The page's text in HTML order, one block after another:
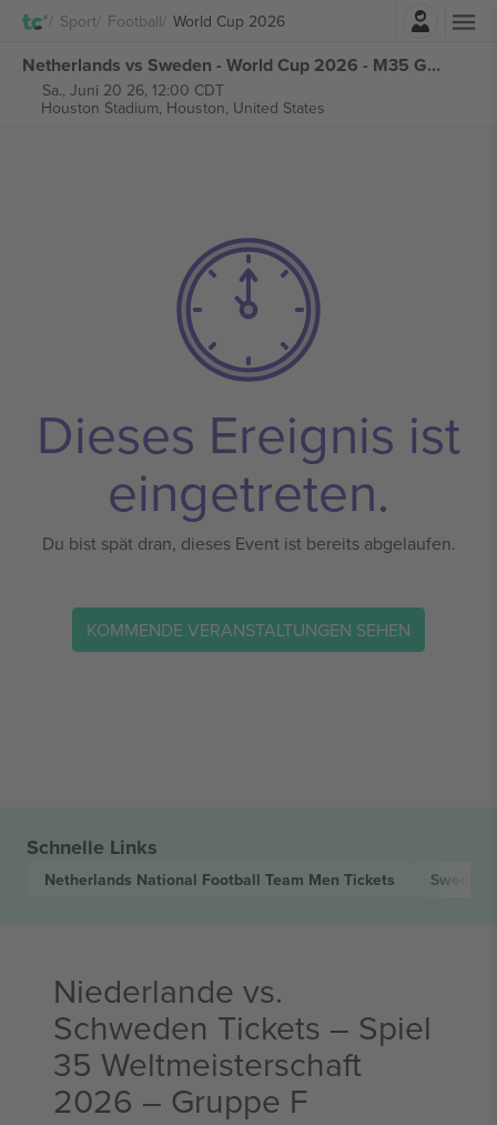
Sport Football World Cup 2026Einloggen
Netherlands vs Sweden - World Cup 2026 - M35 Group F tickets
Sa., Juni 20 26, 12:00 CDT
Houston Stadium, Houston, United States
Dieses Ereignis ist
eingetreten.
Du bist spät dran, dieses Event ist bereits abgelaufen.
KOMMENDE VERANSTALTUNGEN SEHEN
Schnelle Links
Netherlands National Football Team Men Tickets Sweden
Niederlande vs.
Schweden Tickets – Spiel
35 Weltmeisterschaft
2026 – Gruppe F